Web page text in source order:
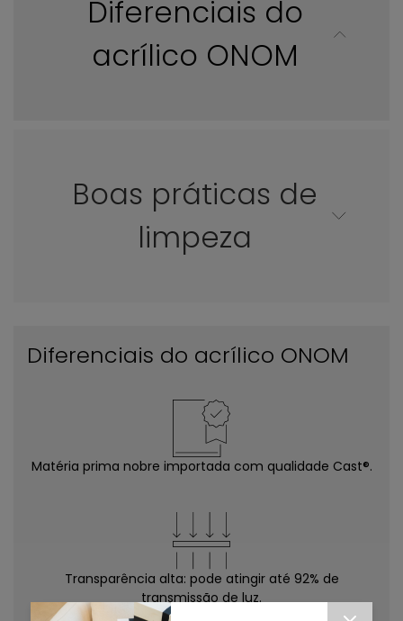
Diferenciais do
acrílico ONOM
Boas práticas de
limpeza
Diferenciais do acrílico ONOM
Matéria prima nobre importada com qualidade Cast®.
Transparência alta: pode atingir até 92% de
transmissão de luz.